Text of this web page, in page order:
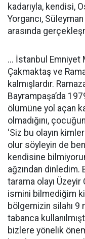
kadarıyla, kendisi,
Yorgancı,
arasında
... İstanbul Emniyet
Çakmaktaş ve
kalmışlardır.
Bayrampaşa’da
ölümüne yol açan
olmadığını,
‘Siz bu olayın
olur söyleyin de
kendisine
ağzından dinledim.
tarama olayı
ismini bilmediğim
bölgemizin silahı 9
tabanca
bizlere yönelik